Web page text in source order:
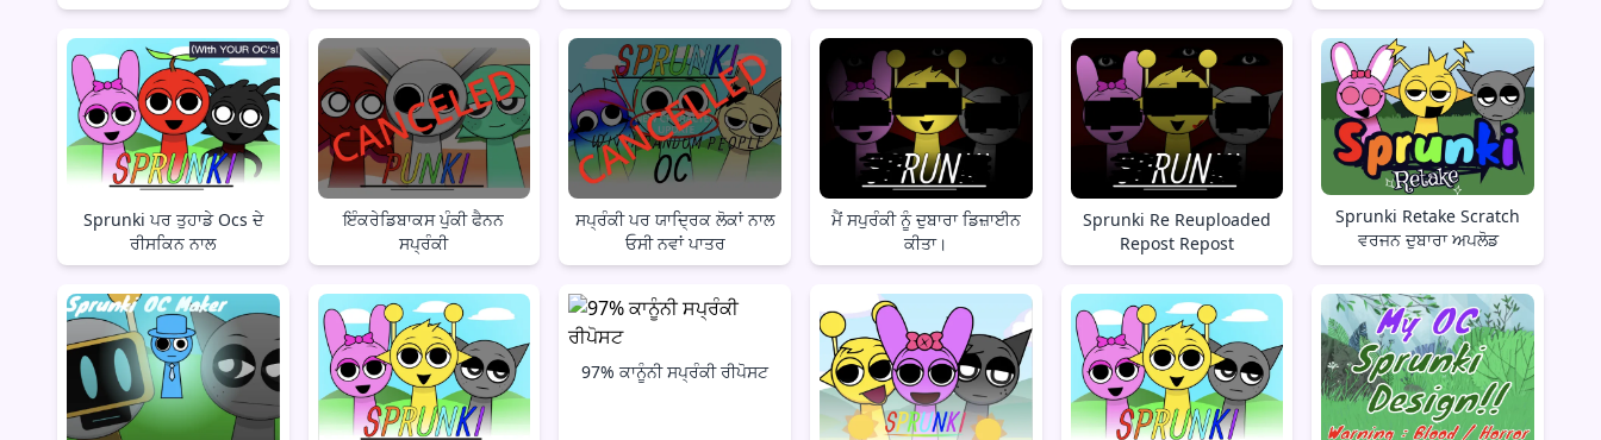
Sprunki ਪਰ ਤੁਹਾਡੇ Ocs ਦੇ
ਰੀਸਕਿਨ ਨਾਲ
ਇੰਕਰੇਡਿਬਾਕਸ ਪੁੰਕੀ ਫੈਨਨ
ਸਪ੍ਰੰਕੀ
ਸਪ੍ਰੰਕੀ ਪਰ ਯਾਦ੍ਰਿਕ ਲੋਕਾਂ ਨਾਲ
ਓਸੀ ਨਵਾਂ ਪਾਤਰ
ਮੈਂ ਸਪੁਰੰਕੀ ਨੂੰ ਦੁਬਾਰਾ ਡਿਜ਼ਾਈਨ
ਕੀਤਾ।
Sprunki Re Reuploaded
Repost Repost
Sprunki Retake Scratch
ਵਰਜਨ ਦੁਬਾਰਾ ਅਪਲੋਡ
97% ਕਾਨੂੰਨੀ ਸਪ੍ਰੰਕੀ ਰੀਪੋਸਟ